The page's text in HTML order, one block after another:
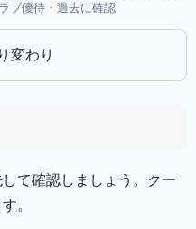
ラブ優待・過去に確認
変わり
て確認しましょう。クー
。